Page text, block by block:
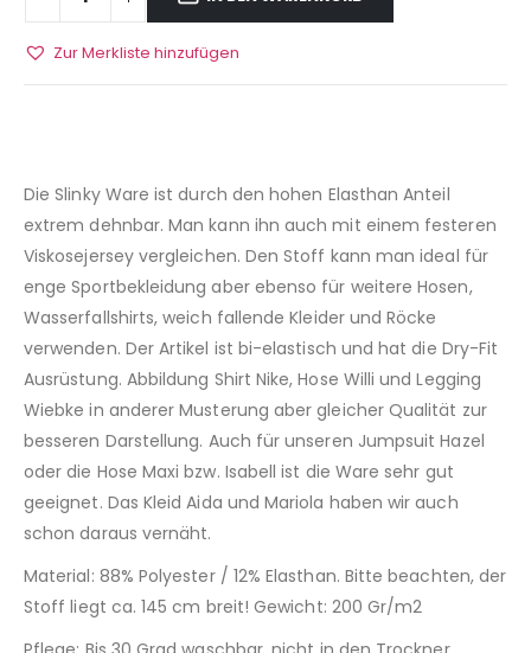
Zur Merkliste hinzufügen
Die Slinky Ware ist durch den hohen Elasthan Anteil
extrem dehnbar. Man kann ihn auch mit einem festeren
Viskosejersey vergleichen. Den Stoff kann man ideal für
enge Sportbekleidung aber ebenso für weitere Hosen,
Wasserfallshirts, weich fallende Kleider und Röcke
verwenden. Der Artikel ist bi-elastisch und hat die Dry-Fit
Ausrüstung. Abbildung Shirt Nike, Hose Willi und Legging
Wiebke in anderer Musterung aber gleicher Qualität zur
besseren Darstellung. Auch für unseren Jumpsuit Hazel
oder die Hose Maxi bzw. Isabell ist die Ware sehr gut
geeignet. Das Kleid Aida und Mariola haben wir auch
schon daraus vernäht.
Material: 88% Polyester / 12% Elasthan. Bitte beachten, der
Stoff liegt ca. 145 cm breit! Gewicht: 200 Gr/m2